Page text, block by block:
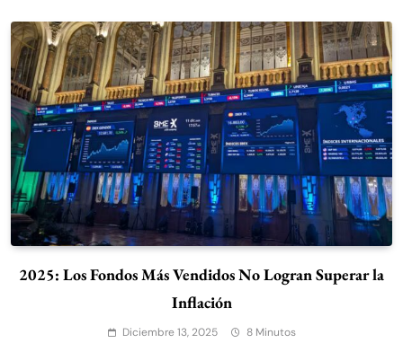
2025: Los Fondos Más Vendidos No Logran Superar la
Inflación
Diciembre 13, 2025 8 Minutos